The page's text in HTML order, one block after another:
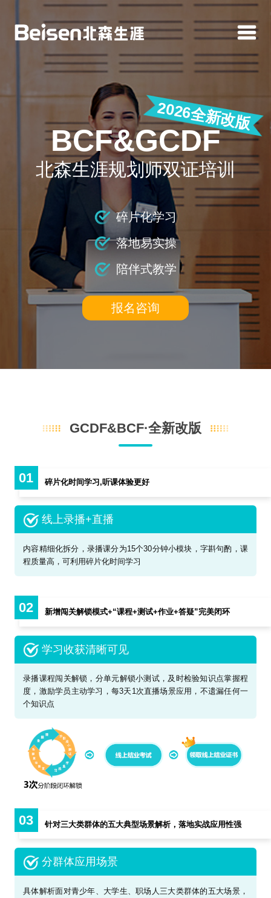
BCF&GCDF
2026全新改版
北森生涯规划师双证培训
碎片化学习
落地易实操
陪伴式教学
报名咨询
GCDF&BCF·全新改版
01 碎片化时间学习,听课体验更好
线上录播+直播
内容精细化拆分，录播课分为15个30分钟小模块，字斟句酌，课
程质量高，可利用碎片化时间学习
02 新增闯关解锁模式+“课程+测试+作业+答疑”完美闭环
学习收获清晰可见
录播课程闯关解锁，分单元解锁小测试，及时检验知识点掌握程
度，激励学员主动学习，每3天1次直播场景应用，不遗漏任何一
个知识点
03 针对三大类群体的五大典型场景解析，落地实战应用性强
分群体应用场景
具体解析面对青少年、大学生、职场人三大类群体的五大场景，